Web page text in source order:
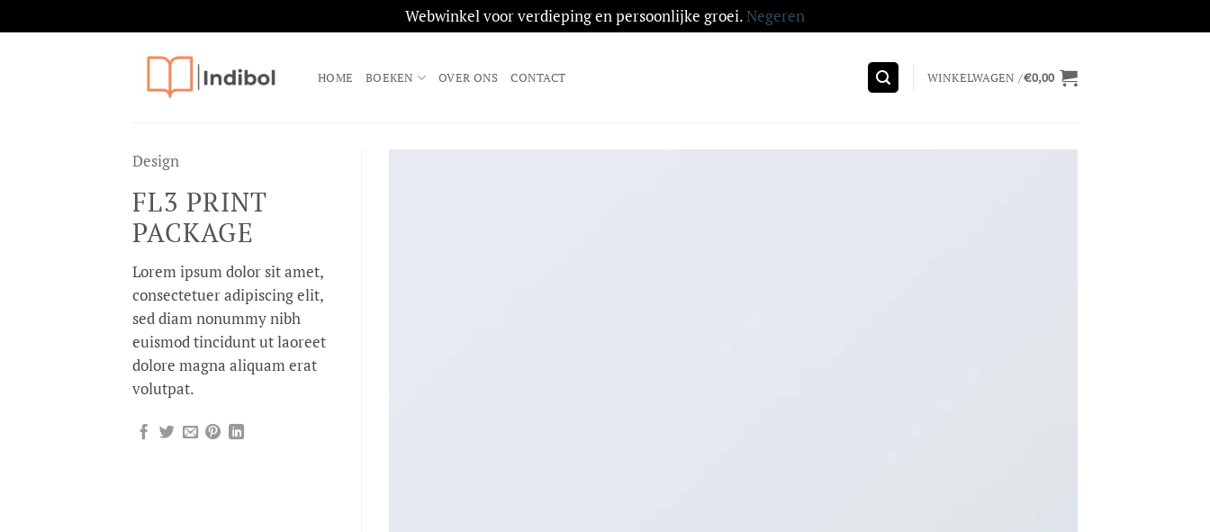
Webwinkel voor verdieping en persoonlijke groei.Negeren
HOME BOEKEN OVER ONS CONTACT WINKELWAGEN /€0,00
Design
FL3 PRINT
PACKAGE
Lorem ipsum dolor sit amet,
consectetuer adipiscing elit,
sed diam nonummy nibh
euismod tincidunt ut laoreet
dolore magna aliquam erat
volutpat.